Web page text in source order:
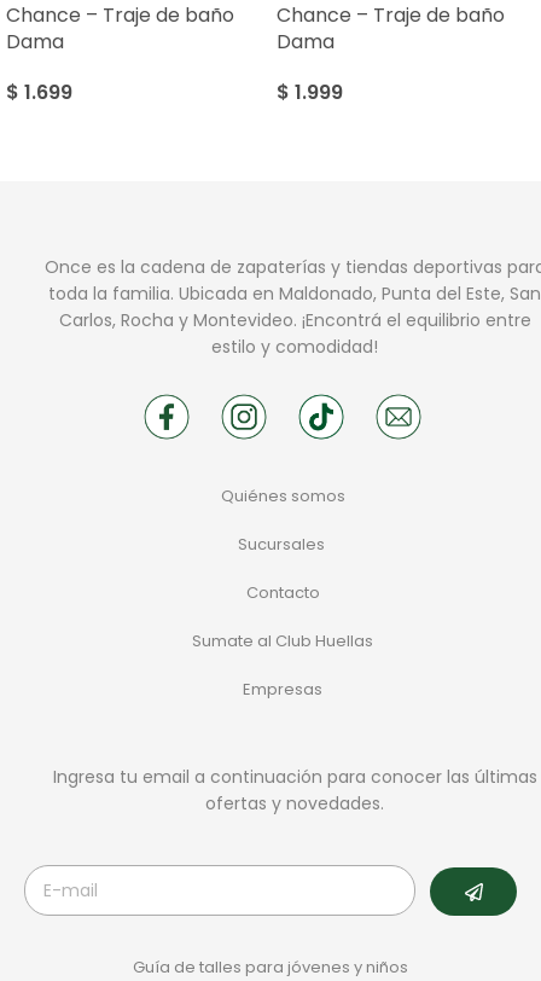
Chance – Traje de baño
Dama
$ 1.699
Chance – Traje de baño
Dama
$ 1.999
Once es la cadena de zapaterías y tiendas deportivas
toda la familia. Ubicada en Maldonado, Punta del Este, San
Carlos, Rocha y Montevideo. ¡Encontrá el equilibrio entre
estilo y comodidad!
Quiénes somos
Sucursales
Contacto
Sumate al Club Huellas
Empresas
Ingresa tu email a continuación para conocer las últimas
ofertas y novedades.
Guía de talles para jóvenes y niños